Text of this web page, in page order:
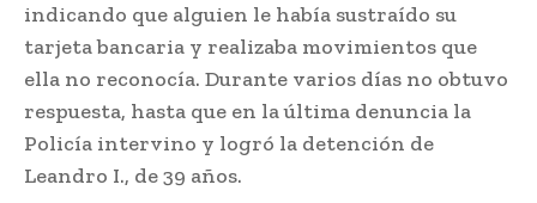
indicando que alguien le había sustraído su
tarjeta bancaria y realizaba movimientos que
ella no reconocía. Durante varios días no obtuvo
respuesta, hasta que en la última denuncia la
Policía intervino y logró la detención de
Leandro I., de 39 años.